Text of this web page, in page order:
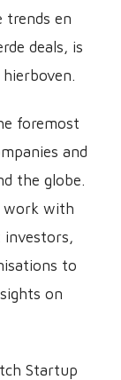
trends en
deals, is
foremost
and
the globe.
work with
to
on
Startup